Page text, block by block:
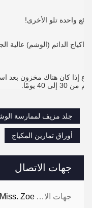
جهات الاتصال
جهات الاتصال: Miss. Zoe
واحدة تلو الأخرى!
الدائم (الوشم)
40 يومًا.
جلد مزيف لممارسة
أوراق تمارين المكياج